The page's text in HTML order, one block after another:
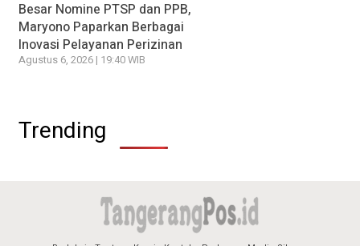
Besar Nomine PTSP dan PPB,
Maryono Paparkan Berbagai
Inovasi Pelayanan Perizinan
Agustus 6, 2026 | 19:40 WIB
Trending